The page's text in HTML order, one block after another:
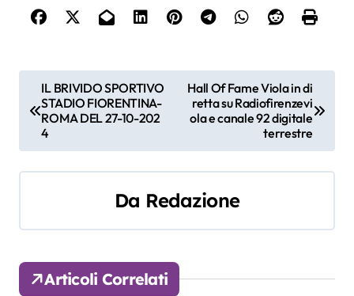
a
v
i
IL BRIVIDO SPORTIVO
STADIO FIORENTINA-
ROMA DEL 27-10-202
4
Hall Of Fame Viola in di
retta su Radiofirenzevi
ola e canale 92 digitale
terrestre
Da Redazione
Articoli Correlati